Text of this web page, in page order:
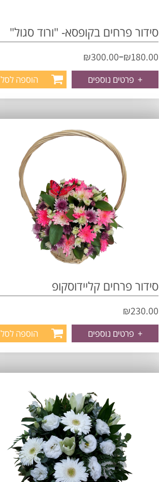
סידור פרחים בקופסא- "ורוד סגול"
₪180.00
–
₪300.00
+ פרטים נוספים הוספה לסל
סידור פרחים קליידוסקופ
₪230.00
+ פרטים נוספים הוספה לסל